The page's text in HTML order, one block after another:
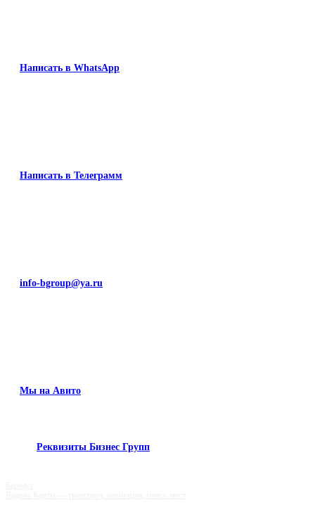
Написать в WhatsApp
Написать в Телеграмм
info-bgroup@ya.ru
Мы на Авито
Реквизиты Бизнес Групп